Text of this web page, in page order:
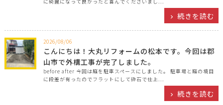
続きを読む
2026/08/06
こんにちは！大丸リフォームの松本です。今回は郡
山市で外構工事が完了しました。
before after 今回は庭を駐車スペースにしました。 駐車場と庭の境目
に段差が有ったのでフラットにして砕石で仕上...
続きを読む